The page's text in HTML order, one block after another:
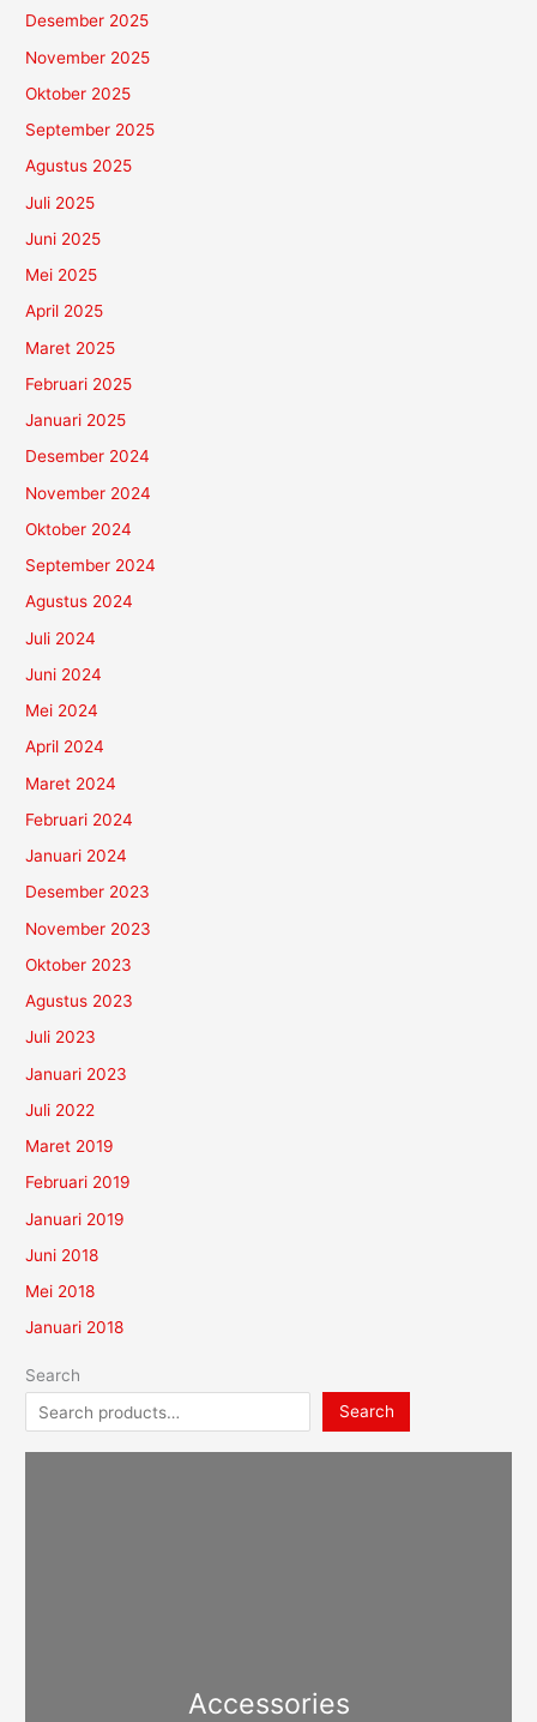
Desember 2025
November 2025
Oktober 2025
September 2025
Agustus 2025
Juli 2025
Juni 2025
Mei 2025
April 2025
Maret 2025
Februari 2025
Januari 2025
Desember 2024
November 2024
Oktober 2024
September 2024
Agustus 2024
Juli 2024
Juni 2024
Mei 2024
April 2024
Maret 2024
Februari 2024
Januari 2024
Desember 2023
November 2023
Oktober 2023
Agustus 2023
Juli 2023
Januari 2023
Juli 2022
Maret 2019
Februari 2019
Januari 2019
Juni 2018
Mei 2018
Januari 2018
Search
Search
Accessories